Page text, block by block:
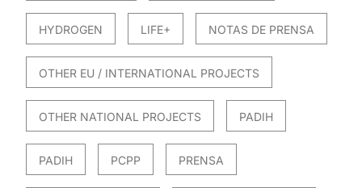
HYDROGEN LIFE+ NOTAS DE PRENSA
OTHER EU / INTERNATIONAL PROJECTS
OTHER NATIONAL PROJECTS PADIH
PADIH PCPP PRENSA